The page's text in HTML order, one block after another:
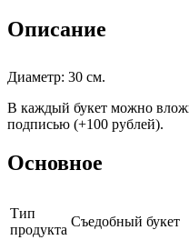
Описание
Диаметр: 30 см.
В каждый букет можно
подписью (+100 рублей).
Основное
Тип
продукта
Съедобный букет